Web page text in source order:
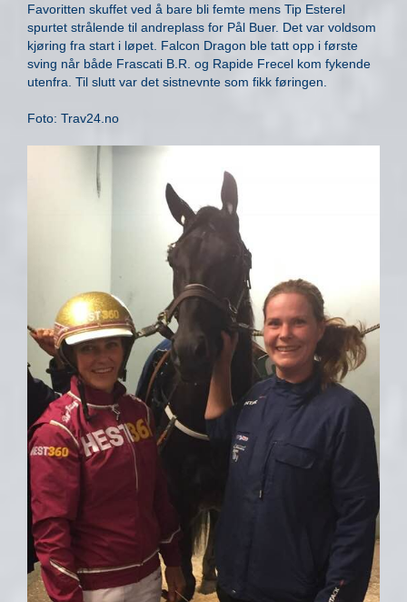
Favoritten skuffet ved å bare bli femte mens Tip Esterel
spurtet strålende til andreplass for Pål Buer. Det var voldsom
kjøring fra start i løpet. Falcon Dragon ble tatt opp i første
sving når både Frascati B.R. og Rapide Frecel kom fykende
utenfra. Til slutt var det sistnevnte som fikk føringen.
Foto: Trav24.no